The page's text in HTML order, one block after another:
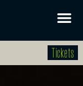
Tickets